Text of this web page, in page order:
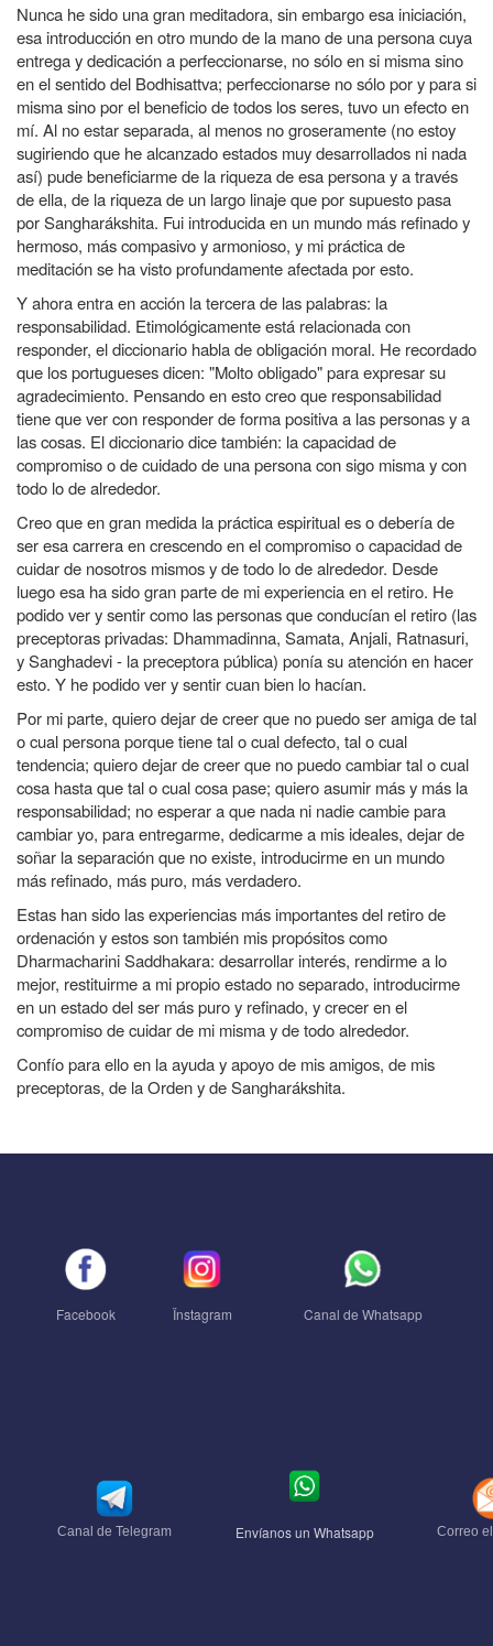
Nunca he sido una gran meditadora, sin embargo esa iniciación,
esa introducción en otro mundo de la mano de una persona cuya
entrega y dedicación a perfeccionarse, no sólo en si misma sino
en el sentido del Bodhisattva; perfeccionarse no sólo por y para si
misma sino por el beneficio de todos los seres, tuvo un efecto en
mí. Al no estar separada, al menos no groseramente (no estoy
sugiriendo que he alcanzado estados muy desarrollados ni nada
así) pude beneficiarme de la riqueza de esa persona y a través
de ella, de la riqueza de un largo linaje que por supuesto pasa
por Sangharákshita. Fui introducida en un mundo más refinado y
hermoso, más compasivo y armonioso, y mi práctica de
meditación se ha visto profundamente afectada por esto.
Y ahora entra en acción la tercera de las palabras: la
responsabilidad. Etimológicamente está relacionada con
responder, el diccionario habla de obligación moral. He recordado
que los portugueses dicen: "Molto obligado" para expresar su
agradecimiento. Pensando en esto creo que responsabilidad
tiene que ver con responder de forma positiva a las personas y a
las cosas. El diccionario dice también: la capacidad de
compromiso o de cuidado de una persona con sigo misma y con
todo lo de alrededor.
Creo que en gran medida la práctica espiritual es o debería de
ser esa carrera en crescendo en el compromiso o capacidad de
cuidar de nosotros mismos y de todo lo de alrededor. Desde
luego esa ha sido gran parte de mi experiencia en el retiro. He
podido ver y sentir como las personas que conducían el retiro (las
preceptoras privadas: Dhammadinna, Samata, Anjali, Ratnasuri,
y Sanghadevi - la preceptora pública) ponía su atención en hacer
esto. Y he podido ver y sentir cuan bien lo hacían.
Por mi parte, quiero dejar de creer que no puedo ser amiga de tal
o cual persona porque tiene tal o cual defecto, tal o cual
tendencia; quiero dejar de creer que no puedo cambiar tal o cual
cosa hasta que tal o cual cosa pase; quiero asumir más y más la
responsabilidad; no esperar a que nada ni nadie cambie para
cambiar yo, para entregarme, dedicarme a mis ideales, dejar de
soñar la separación que no existe, introducirme en un mundo
más refinado, más puro, más verdadero.
Estas han sido las experiencias más importantes del retiro de
ordenación y estos son también mis propósitos como
Dharmacharini Saddhakara: desarrollar interés, rendirme a lo
mejor, restituirme a mi propio estado no separado, introducirme
en un estado del ser más puro y refinado, y crecer en el
compromiso de cuidar de mi misma y de todo alrededor.
Confío para ello en la ayuda y apoyo de mis amigos, de mis
preceptoras, de la Orden y de Sangharákshita.
Facebook Ïnstagram Canal de Whatsapp
Canal de Telegram Envíanos un Whatsapp Correo